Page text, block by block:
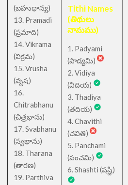
(బహుధాన్య)
13. Pramadi
(ప్రమాది)
14. Vikrama
(విక్రమ)
15. Vrusha
(వృష)
16.
Chitrabhanu
(చిత్రభాను)
17. Svabhanu
(స్వభాను)
18. Tharana
(తారణ)
19. Parthiva
Tithi Names
(తిథులు
నామము)
1. Padyami
(పాడ్యమి)
2. Vidiya
(విదియ)
3. Thadiya
(తదియ)
4. Chavithi
(చవితి)
5. Panchami
(పంచమి)
6. Shashti (షష్టి)